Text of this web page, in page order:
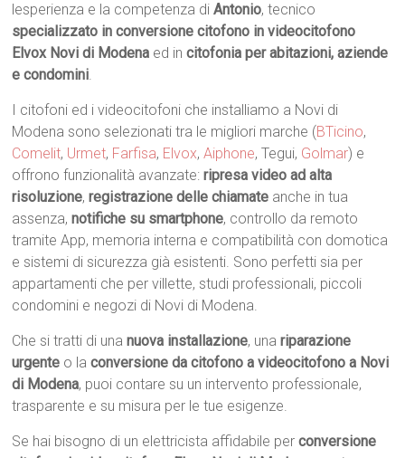
lesperienza e la competenza diAntonio, tecnico
specializzato in conversione citofono in videocitofono
Elvox Novi di Modena ed incitofonia per abitazioni, aziende
e condomini.
I citofoni ed i videocitofoni che installiamo a Novi di
Modena sono selezionati tra le migliori marche (BTicino,
Comelit, Urmet, Farfisa, Elvox,Aiphone, Tegui, Golmar) e
offrono funzionalità avanzate:ripresa video ad alta
risoluzione,registrazione delle chiamate anche in tua
assenza,notifiche su smartphone, controllo da remoto
tramite App, memoria interna e compatibilità con domotica
e sistemi di sicurezza già esistenti. Sono perfetti sia per
appartamenti che per villette, studi professionali, piccoli
condomini e negozi di Novi di Modena.
Che si tratti di unanuova installazione, unariparazione
urgente o laconversione da citofono a videocitofono a Novi
di Modena, puoi contare su un intervento professionale,
trasparente e su misura per le tue esigenze.
Se hai bisogno di un elettricista affidabile perconversione